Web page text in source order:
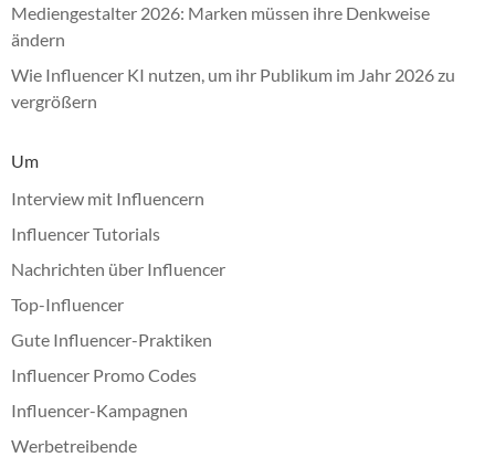
Mediengestalter 2026: Marken müssen ihre Denkweise
ändern
Wie Influencer KI nutzen, um ihr Publikum im Jahr 2026 zu
vergrößern
Um
Interview mit Influencern
Influencer Tutorials
Nachrichten über Influencer
Top-Influencer
Gute Influencer-Praktiken
Influencer Promo Codes
Influencer-Kampagnen
Werbetreibende